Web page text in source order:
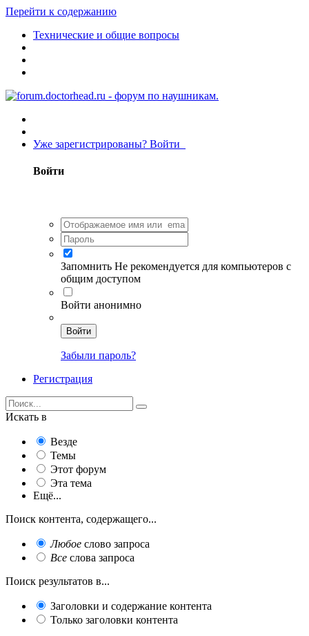
Перейти к содержанию
Технические и общие вопросы
Уже зарегистрированы? Войти
Войти
Запомнить Не рекомендуется для компьютеров с
общим доступом
Войти анонимно
Войти
Забыли пароль?
Регистрация
Искать в
Везде
Темы
Этот форум
Эта тема
Ещё...
Поиск контента, содержащего...
Любое слово запроса
Все слова запроса
Поиск результатов в...
Заголовки и содержание контента
Только заголовки контента